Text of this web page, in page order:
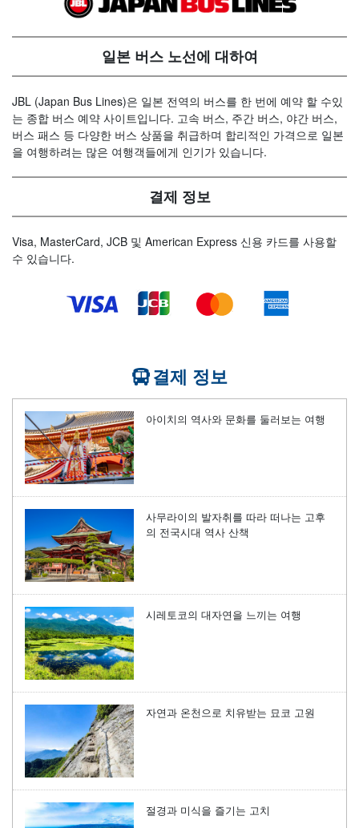
일본 버스 노선에 대하여
JBL (Japan Bus Lines)은 일본 전역의 버스를 한 번에 예약 할 수있
는 종합 버스 예약 사이트입니다. 고속 버스, 주간 버스, 야간 버스,
버스 패스 등 다양한 버스 상품을 취급하며 합리적인 가격으로 일본
을 여행하려는 많은 여행객들에게 인기가 있습니다.
결제 정보
Visa, MasterCard, JCB 및 American Express 신용 카드를 사용할
수 있습니다.
결제 정보
아이치의 역사와 문화를 둘러보는 여행
사무라이의 발자취를 따라 떠나는 고후
의 전국시대 역사 산책
시레토코의 대자연을 느끼는 여행
자연과 온천으로 치유받는 묘코 고원
절경과 미식을 즐기는 고치